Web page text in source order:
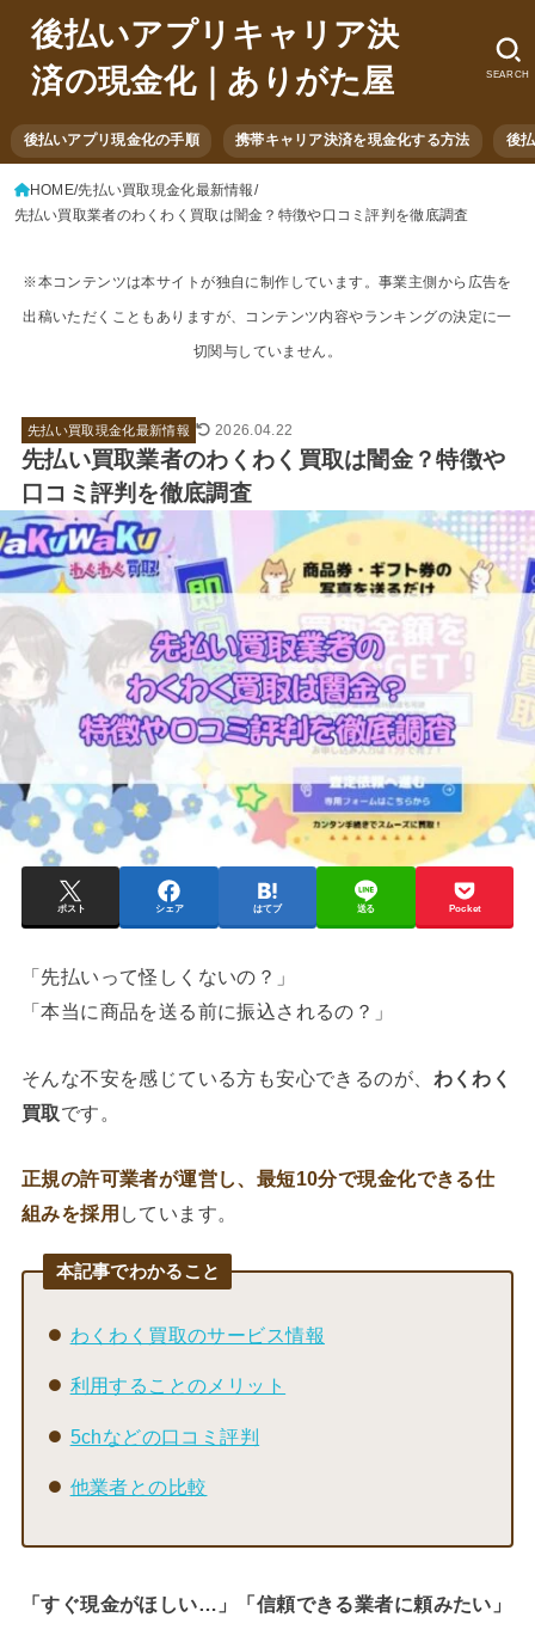
後払いアプリキャリア決
済の現金化｜ありがた屋
後払いアプリ現金化の手順 携帯キャリア決済を現金化する方法 後
SEARCH
HOME 先払い買取現金化最新情報
先払い買取業者のわくわく買取は闇金？特徴や口コミ評判を徹底調査
※本コンテンツは本サイトが独自に制作しています。事業主側から広告を
出稿いただくこともありますが、コンテンツ内容やランキングの決定に一
切関与していません。
先払い買取現金化最新情報 2026.04.22
先払い買取業者のわくわく買取は闇金？特徴や
口コミ評判を徹底調査
ポスト シェア はてブ 送る Pocket
「先払いって怪しくないの？」
「本当に商品を送る前に振込されるの？」
そんな不安を感じている方も安心できるのが、 わくわく
買取です。
正規の許可業者が運営し、最短10分で現金化できる仕
組みを採用 しています。
本記事でわかること
わくわく買取のサービス情報
利用することのメリット
5chなどの口コミ評判
他業者との比較
「すぐ現金がほしい…」「信頼できる業者に頼みたい」